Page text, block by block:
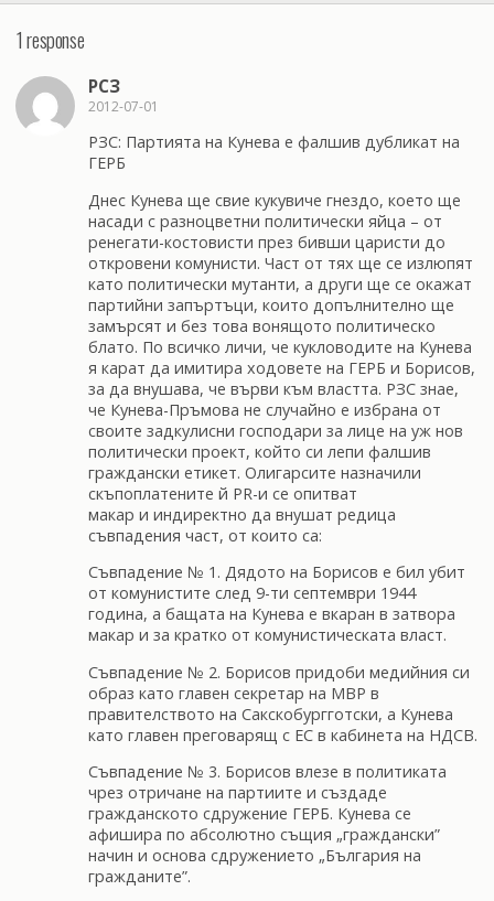
1 response
РСЗ
2012-07-01
РЗС: Партията на Кунева е фалшив дубликат на
ГЕРБ
Днес Кунева ще свие кукувиче гнездо, което ще
насади с разноцветни политически яйца – от
ренегати-костовисти през бивши царисти до
откровени комунисти. Част от тях ще се излюпят
като политически мутанти, а други ще се окажат
партийни запъртъци, които допълнително ще
замърсят и без това вонящото политическо
блато. По всичко личи, че кукловодите на Кунева
я карат да имитира ходовете на ГЕРБ и Борисов,
за да внушава, че върви към властта. РЗС знае,
че Кунева-Пръмова не случайно е избрана от
своите задкулисни господари за лице на уж нов
политически проект, който си лепи фалшив
граждански етикет. Олигарсите назначили
скъпоплатените й PR-и се опитват
макар и индиректно да внушат редица
съвпадения част, от които са:
​Съвпадение № 1. Дядото на Борисов е бил убит
от комунистите след 9-ти септември 1944
година, а бащата на Кунева е вкаран в затвора
макар и за кратко от комунистическата власт.
​Съвпадение № 2. Борисов придоби медийния си
образ като главен секретар на МВР в
правителството на Сакскобургготски, а Кунева
като главен преговарящ с ЕС в кабинета на НДСВ.
​Съвпадение № 3. Борисов влезе в политиката
чрез отричане на партиите и създаде
гражданското сдружение ГЕРБ. Кунева се
афишира по абсолютно същия „граждански”
начин и основа сдружението „България на
гражданите”.